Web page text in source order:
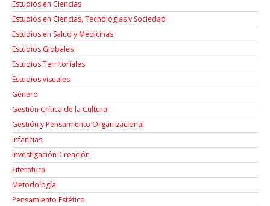
Estudios en Ciencias
Estudios en Ciencias, Tecnologías y Sociedad
Estudios en Salud y Medicinas
Estudios Globales
Estudios Territoriales
Estudios visuales
Género
Gestión Crítica de la Cultura
Gestión y Pensamiento Organizacional
Infancias
Investigación-Creación
Łiteratura
Metodología
Pensamiento Estético